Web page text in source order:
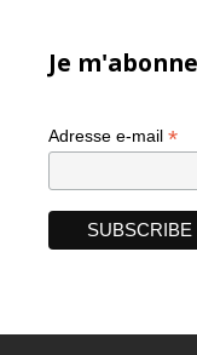
Je
Adresse e-mail *